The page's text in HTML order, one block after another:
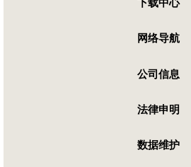
下载中心
网络导航
公司信息
法律申明
数据维护